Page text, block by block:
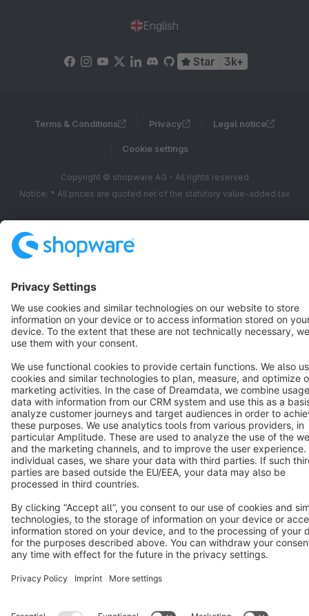
English
Star 3k+
Terms & Conditions Privacy Legal notice
Cookie settings
Copyright © shopware AG - All rights reserved
Notice: * All prices are quoted net of the statutory value-added tax